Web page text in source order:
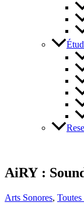
AiRY :
Arts Sonores,